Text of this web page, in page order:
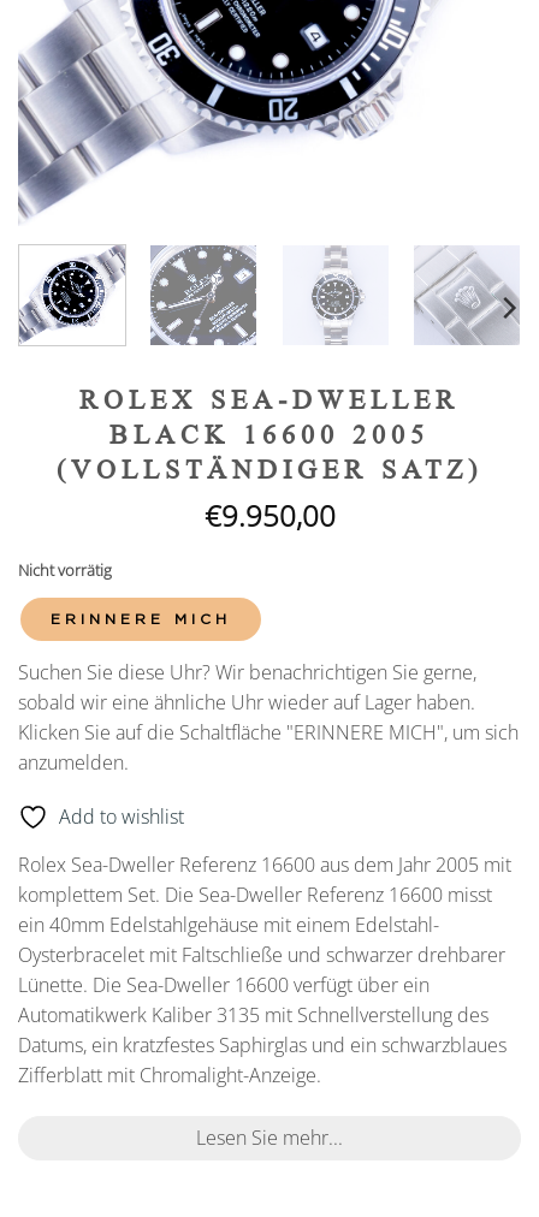
ROLEX SEA-DWELLER
BLACK 16600 2005
(VOLLSTÄNDIGER SATZ)
€9.950,00
Nicht vorrätig
ERINNERE MICH
Suchen Sie diese Uhr? Wir benachrichtigen Sie gerne,
sobald wir eine ähnliche Uhr wieder auf Lager haben.
Klicken Sie auf die Schaltfläche "ERINNERE MICH", um sich
anzumelden.
Add to wishlist
Rolex Sea-Dweller Referenz 16600 aus dem Jahr 2005 mit
komplettem Set. Die Sea-Dweller Referenz 16600 misst
ein 40mm Edelstahlgehäuse mit einem Edelstahl-
Oysterbracelet mit Faltschließe und schwarzer drehbarer
Lünette. Die Sea-Dweller 16600 verfügt über ein
Automatikwerk Kaliber 3135 mit Schnellverstellung des
Datums, ein kratzfestes Saphirglas und ein schwarzblaues
Zifferblatt mit Chromalight-Anzeige.
Lesen Sie mehr...